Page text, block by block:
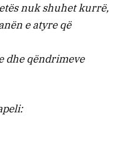
nuk shuhet kurrë,
e atyre që
dhe qëndrimeve